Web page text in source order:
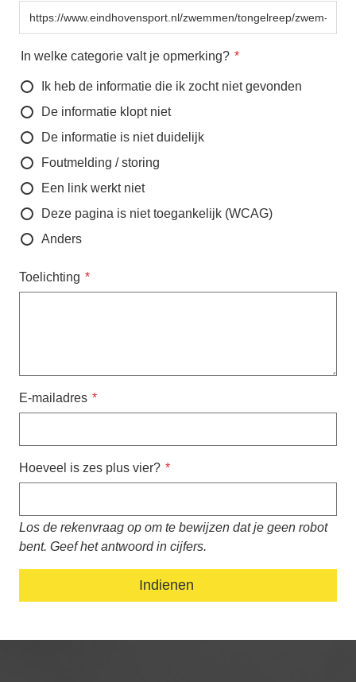
In welke categorie valt je opmerking?
Ik heb de informatie die ik zocht niet gevonden
De informatie klopt niet
De informatie is niet duidelijk
Foutmelding / storing
Een link werkt niet
Deze pagina is niet toegankelijk (WCAG)
Anders
Toelichting
E-mailadres
Hoeveel is zes plus vier?
Los de rekenvraag op om te bewijzen dat je geen robot
bent. Geef het antwoord in cijfers.